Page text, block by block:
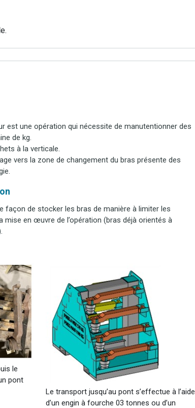
est une opération qui nécessite de manutentionner des
de kg.
à la verticale.
vers la zone de changement du bras présente des
façon de stocker les bras de manière à limiter les
en œuvre de l’opération (bras déjà orientés à
le
pont
Le transport jusqu’au pont s’effectue à l’aide
d’un engin à fourche 03 tonnes ou d’un